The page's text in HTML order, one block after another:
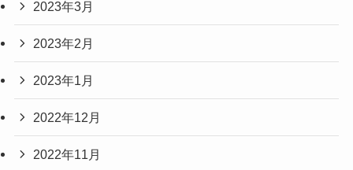
2023年3月
2023年2月
2023年1月
2022年12月
2022年11月